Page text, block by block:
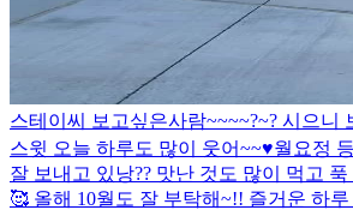
스테이씨 보고싶은사람~~~~?~? 시으니
스윗 오늘 하루도 많이 웃어~~♥️월요정
잘 보내고 있낭?? 맛난 것도 많이 먹고
🥰 올해 10월도 잘 부탁해~!! 즐거운 하